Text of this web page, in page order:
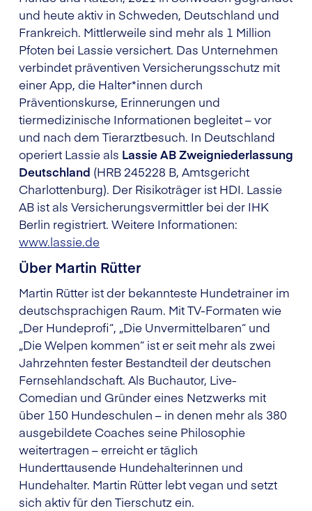
und heute aktiv in Schweden, Deutschland und
Frankreich. Mittlerweile sind mehr als 1 Million
Pfoten bei Lassie versichert. Das Unternehmen
verbindet präventiven Versicherungsschutz mit
einer App, die Halter*innen durch
Präventionskurse, Erinnerungen und
tiermedizinische Informationen begleitet – vor
und nach dem Tierarztbesuch. In Deutschland
operiert Lassie als Lassie AB Zweigniederlassung
Deutschland (HRB 245228 B, Amtsgericht
Charlottenburg). Der Risikoträger ist HDI. Lassie
AB ist als Versicherungsvermittler bei der IHK
Berlin registriert. Weitere Informationen:
www.lassie.de
Über Martin Rütter
Martin Rütter ist der bekannteste Hundetrainer im
deutschsprachigen Raum. Mit TV-Formaten wie
„Der Hundeprofi“, „Die Unvermittelbaren“ und
„Die Welpen kommen“ ist er seit mehr als zwei
Jahrzehnten fester Bestandteil der deutschen
Fernsehlandschaft. Als Buchautor, Live-
Comedian und Gründer eines Netzwerks mit
über 150 Hundeschulen – in denen mehr als 380
ausgebildete Coaches seine Philosophie
weitertragen – erreicht er täglich
Hunderttausende Hundehalterinnen und
Hundehalter. Martin Rütter lebt vegan und setzt
sich aktiv für den Tierschutz ein.